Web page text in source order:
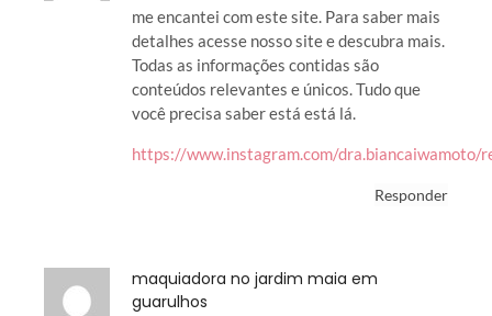
me encantei com este site. Para saber mais
detalhes acesse nosso site e descubra mais.
Todas as informações contidas são
conteúdos relevantes e únicos. Tudo que
você precisa saber está está lá.
https://www.instagram.com/dra.biancaiwamoto/
Responder
maquiadora no jardim maia em
guarulhos